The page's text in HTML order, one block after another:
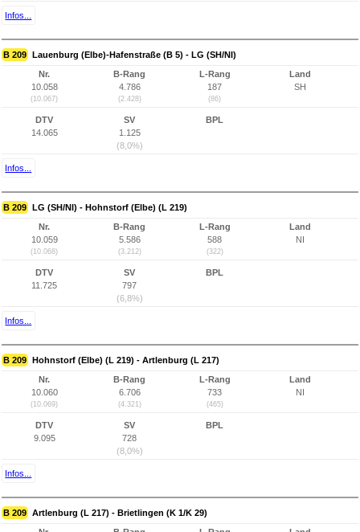
Infos...
B 209 Lauenburg (Elbe)-Hafenstraße (B 5) - LG (SH/NI)
Nr.
10.058
(10.067)
B-Rang
4.786
(2.428)
L-Rang
187
(86)
Land
SH
DTV
14.065
SV
1.125
(8,0%)
BPL
Infos...
B 209 LG (SH/NI) - Hohnstorf (Elbe) (L 219)
Nr.
10.059
(10.068)
B-Rang
5.586
(3.212)
L-Rang
588
(322)
Land
NI
DTV
11.725
SV
797
(6,8%)
BPL
Infos...
B 209 Hohnstorf (Elbe) (L 219) - Artlenburg (L 217)
Nr.
10.060
(10.069)
B-Rang
6.706
(4.321)
L-Rang
733
(465)
Land
NI
DTV
9.095
SV
728
(8,0%)
BPL
Infos...
B 209 Artlenburg (L 217) - Brietlingen (K 1/K 29)